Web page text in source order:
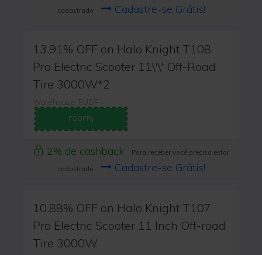
cadastrado
Cadastre-se Grátis!
13.91% OFF on Halo Knight T108
Pro Electric Scooter 11\'\' Off-Road
Tire 3000W*2
Warehouse: EUDF
FGQPRJ
2% de cashback
Para receber você precisa estar
cadastrado
Cadastre-se Grátis!
10.88% OFF on Halo Knight T107
Pro Electric Scooter 11 Inch Off-road
Tire 3000W